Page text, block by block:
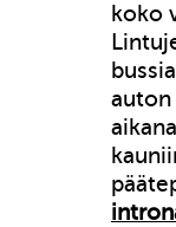
koko
auton